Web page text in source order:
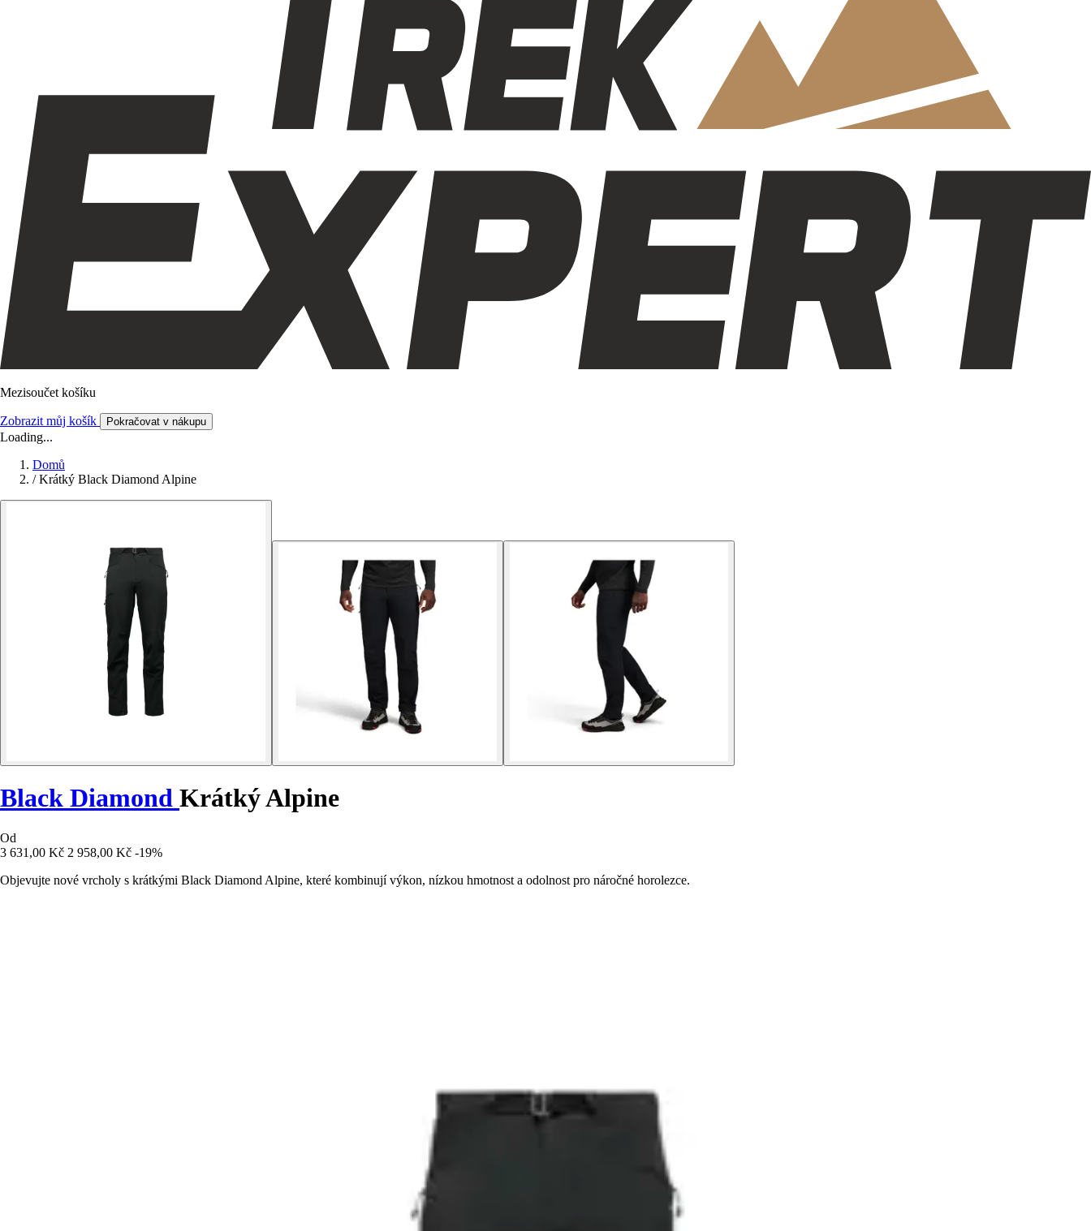
Mezisoučet košíku
Zobrazit můj košík Pokračovat v nákupu
Loading...
Domů
/ Krátký Black Diamond Alpine
Black Diamond Krátký Alpine
Od
3 631,00 Kč 2 958,00 Kč -19%
Objevujte nové vrcholy s krátkými Black Diamond Alpine, které kombinují výkon, nízkou hmotnost a odolnost pro náročné horolezce.